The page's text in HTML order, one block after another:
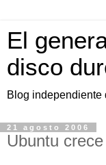
El
disco
Blog independiente
21 agosto 2006
Ubuntu